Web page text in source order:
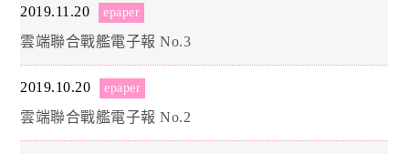
2019.11.20 epaper
雲端聯合戰艦電子報 No.3
2019.10.20 epaper
雲端聯合戰艦電子報 No.2